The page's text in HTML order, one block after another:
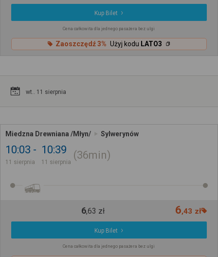
Kup Bilet
Cena całkowita dla jednego pasażera bez ulgi
Zaoszczędź 3% Użyj kodu LATO3
wt.. 11 sierpnia
Miedzna Drewniana /Młyn/ Sylwerynów
10:03
11 sierpnia
10:39
11 sierpnia
36min
6,63 zł 6,43 zł
Kup Bilet
Cena całkowita dla jednego pasażera bez ulgi